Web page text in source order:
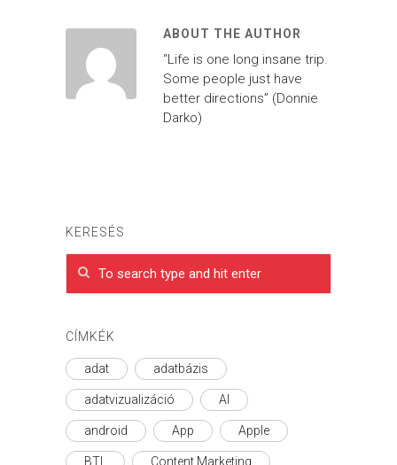
ABOUT THE AUTHOR
“Life is one long insane trip.
Some people just have
better directions” (Donnie
Darko)
KERESÉS
CÍMKÉK
adat adatbázis
adatvizualizáció AI
android App Apple
BTL Content Marketing